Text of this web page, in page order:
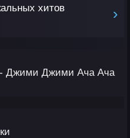
хитов ›
Джими Джими Ача Ача